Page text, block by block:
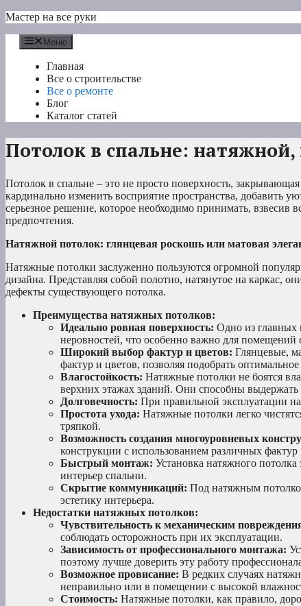
Перейти
содержимому
Мастер на все руки
Меню
Главная
Все о строительстве
Все о ремонте
Блог
Каталог статей
Потолок в спальне:
Потолок в спальне – это не просто поверхность,
кардинально изменить восприятие пространства, добавить
серьезное решение, которое необходимо принимать,
предпочтения.
Натяжной потолок: глянцевая роскошь или матовая
Натяжные потолки заслуженно пользуются огромной
дизайна. Представляя собой полотно, натянутое на каркас,
дефекты существующего потолка.
Преимущества натяжных потолков:
Идеально ровная поверхность: Одно из главных
неровностей, что особенно важно для
Широкий выбор фактур и цветов: Глянцевые,
фактур и цветов, позволяя подобрать
Влагостойкость: Натяжные потолки не боятся
верхних этажах зданий. Они способны выдержать
Долговечность: При правильной эксплуатации
Простота ухода: Натяжные потолки легко
тряпкой.
Возможность создания многоуровневых
конструкции с использованием различных
Быстрый монтаж: Установка натяжного
интерьер спальни.
Скрытие коммуникаций: Под натяжным
эстетику интерьера.
Недостатки натяжных потолков:
Чувствительность к механическим
соблюдать осторожность при их эксплуатации.
Зависимость от профессионального монтажа:
поэтому лучше доверить эту работу
Возможное провисание: В редких случаях
неправильно или в помещении с высокой
Стоимость: Натяжные потолки, как правило,